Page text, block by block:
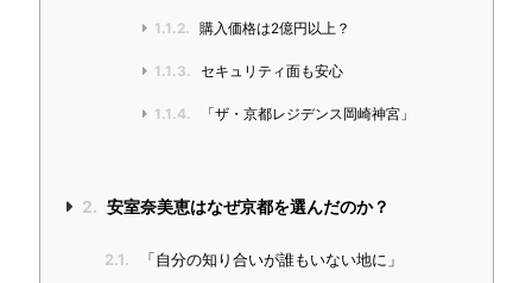
1.1.2. 購入価格は2億円以上？
1.1.3. セキュリティ面も安心
1.1.4. 「ザ・京都レジデンス岡崎神宮」
2. 安室奈美恵はなぜ京都を選んだのか？
2.1. 「自分の知り合いが誰もいない地に」